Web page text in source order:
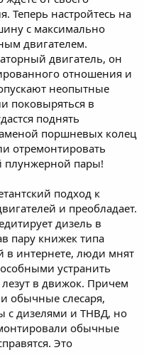
Теперь настройтесь на
с максимально
двигателем.
двигатель, он
отношения и
неопытные
поковыряться в
поднять
поршневых колец
отремонтировать
плунжерной пары!
подход к
и преобладает.
дизель в
пару книжек типа
в интернете, люди мнят
устранить
в движок. Причем
обычные слесаря,
с дизелями и ТНВД, но
обычные
Это